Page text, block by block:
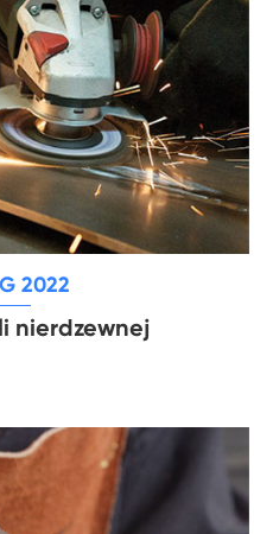
2022
nierdzewnej